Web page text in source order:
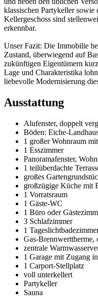
klassischen Partykeller sowie
Kellergeschoss sind
erkennbar.
Unser Fazit: Die Immobilie
Zustand, überwiegend auf
zukünftigen Eigentümern
Lage und Charakteristika
liebevolle Modernisierung
Ausstattung
Alufenster, doppelt
Böden: Eiche-
1 großer Wohnraum
1 Esszimmer
Panoramafenster,
1 teilüberdachte
großes
großzügige Küche mit
1 Vorratsraum
1 Gäste-WC
1 Büro oder
3 Schlafzimmer
1
Gas-Brennwerttherme,
zentrale
1 Garage mit Zugang
1 Carport-Stellplatz
voll unterkellert
Partykeller
Sauna